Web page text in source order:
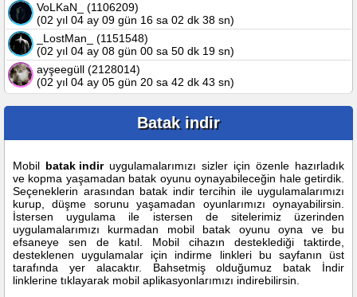
VoLKaN_ (1106209)
(02 yıl 04 ay 09 gün 16 sa 02 dk 38 sn)
_LostMan_ (1151548)
(02 yıl 04 ay 08 gün 00 sa 50 dk 19 sn)
ayşeegüll (2128014)
(02 yıl 04 ay 05 gün 20 sa 42 dk 43 sn)
Batak indir
Mobil batak indiruygulamalarımızı sizler için özenle hazırladık
ve kopma yaşamadan batak oyunu oynayabileceğin hale getirdik.
Seçeneklerin arasından batak indir tercihin ile uygulamalarımızı
kurup, düşme sorunu yaşamadan oyunlarımızı oynayabilirsin.
İstersen uygulama ile istersen de sitelerimiz üzerinden
uygulamalarımızı kurmadan mobil batak oyunu oyna ve bu
efsaneye sen de katıl. Mobil cihazın desteklediği taktirde,
desteklenen uygulamalar için indirme linkleri bu sayfanın üst
tarafında yer alacaktır. Bahsetmiş olduğumuz batak İndir
linklerine tıklayarak mobil aplikasyonlarımızı indirebilirsin.